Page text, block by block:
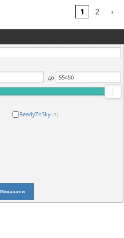
1 2 ›
до
ReadyToSky [1]
Показати